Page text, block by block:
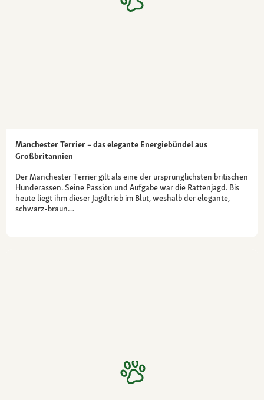
Manchester Terrier – das elegante Energiebündel aus
Großbritannien
Der Manchester Terrier gilt als eine der ursprünglichsten britischen
Hunderassen. Seine Passion und Aufgabe war die Rattenjagd. Bis
heute liegt ihm dieser Jagdtrieb im Blut, weshalb der elegante,
schwarz-braun…